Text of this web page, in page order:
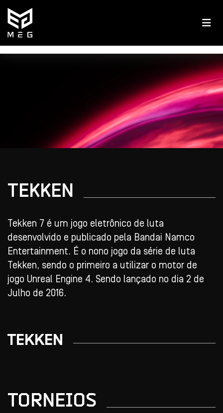
TEKKEN
Tekken 7 é um jogo eletrônico de luta
desenvolvido e publicado pela Bandai Namco
Entertainment. É o nono jogo da série de luta
Tekken, sendo o primeiro a utilizar o motor de
jogo Unreal Engine 4. Sendo lançado no dia 2 de
Julho de 2016.
TEKKEN
TORNEIOS